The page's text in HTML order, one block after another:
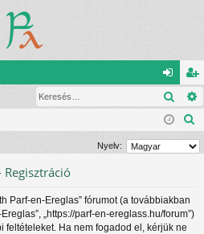
el
ép
eg
is
ztr
r
Nyelv:
Parf-en-Ereglas” fórumot (a továbbiakban
Ereglas”, „https://parf-en-ereglass.hu/forum”)
feltételeket. Ha nem fogadod el, kérjük ne